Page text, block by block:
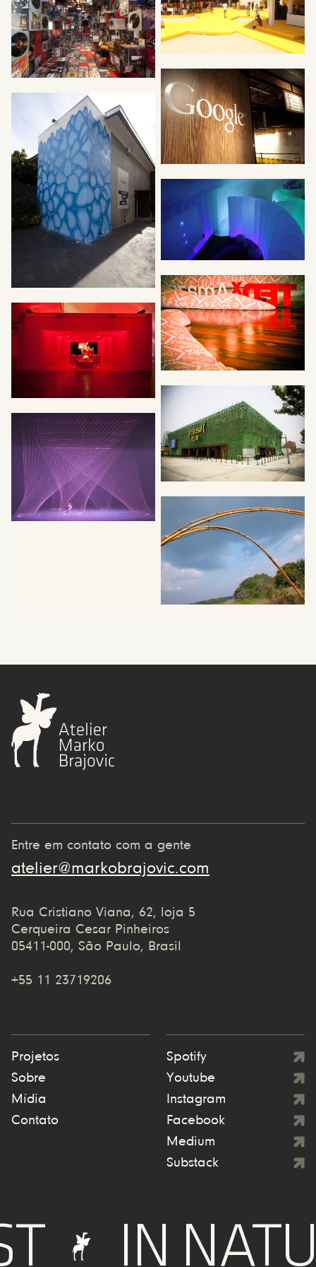
Entre em contato com a gente
atelier@markobrajovic.com
Rua Cristiano Viana, 62, loja 5
Cerqueira Cesar Pinheiros
05411-000, São Paulo, Brasil
+55 11 23719206
Projetos
Sobre
Mídia
Contato
Spotify
Youtube
Instagram
Facebook
Medium
Substack
IN